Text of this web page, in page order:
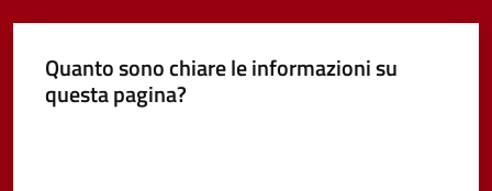
Vivere
Quanto sono chiare le informazioni su
questa pagina?